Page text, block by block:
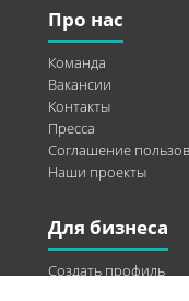
Про нас
Команда
Вакансии
Контакты
Пресса
Соглашение
Наши проекты
Для бизнеса
Создать профиль